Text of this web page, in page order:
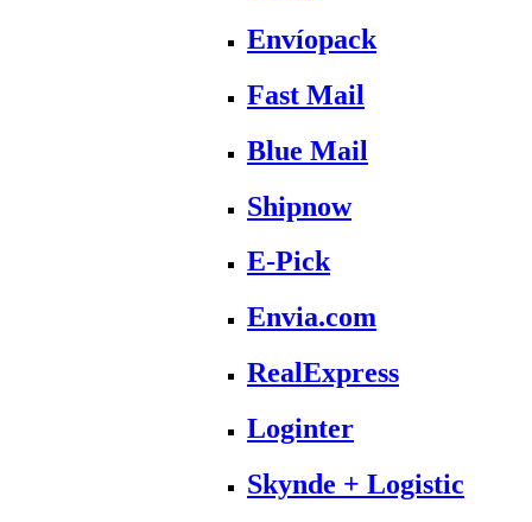
Envíopack
Fast Mail
Blue Mail
Shipnow
E-Pick
Envia.com
RealExpress
Loginter
Skynde + Logistic